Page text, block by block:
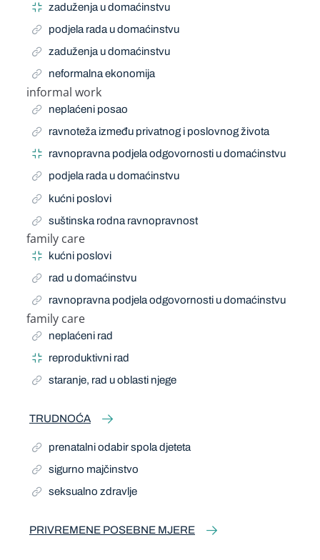
zaduženja u domaćinstvu
podjela rada u domaćinstvu
zaduženja u domaćinstvu
neformalna ekonomija
informal work
Related Term
neplaćeni posao
ravnoteža između privatnog i poslovnog života
ravnopravna podjela odgovornosti u domaćinstvu
podjela rada u domaćinstvu
kućni poslovi
suštinska rodna ravnopravnost
family care
Narrow Term
kućni poslovi
rad u domaćinstvu
ravnopravna podjela odgovornosti u domaćinstvu
family care
Related Term
neplaćeni rad
reproduktivni rad
staranje, rad u oblasti njege
TRUDNOĆA
prenatalni odabir spola djeteta
sigurno majčinstvo
seksualno zdravlje
PRIVREMENE POSEBNE MJERE